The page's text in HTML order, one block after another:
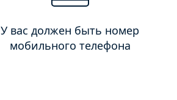
У вас должен быть номер
мобильного телефона